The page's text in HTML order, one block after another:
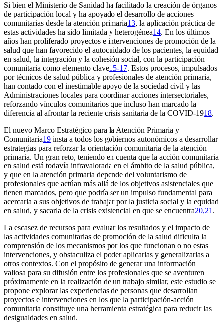
Si bien el Ministerio de Sanidad ha facilitado la creación de órganos
de participación local y ha apoyado el desarrollo de acciones
comunitarias desde la atención primaria13, la aplicación práctica de
estas actividades ha sido limitada y heterogénea14. En los últimos
años han proliferado proyectos e intervenciones de promoción de la
salud que han favorecido el autocuidado de los pacientes, la equidad
en salud, la integración y la cohesión social, con la participación
comunitaria como elemento clave15-17. Estos procesos, impulsados
por técnicos de salud pública y profesionales de atención primaria,
han contado con el inestimable apoyo de la sociedad civil y las
Administraciones locales para coordinar acciones intersectoriales,
reforzando vínculos comunitarios que incluso han marcado la
diferencia al afrontar la reciente crisis sanitaria de la COVID-1918.
El nuevo Marco Estratégico para la Atención Primaria y
Comunitaria19 insta a todos los gobiernos autonómicos a desarrollar
estrategias para reforzar la orientación comunitaria de la atención
primaria. Un gran reto, teniendo en cuenta que la acción comunitaria
en salud está todavía infravalorada en el ámbito de la salud pública,
y que en la atención primaria depende del voluntarismo de
profesionales que actúan más allá de los objetivos asistenciales que
tienen marcados, pero que podría ser un impulso fundamental para
acercarla a sus objetivos de trabajar por la justicia social y la equidad
en salud, y sacarla de la crisis existencial en que se encuentra20,21 .
La escasez de recursos para evaluar los resultados y el impacto de
las actividades comunitarias de promoción de la salud dificulta la
comprensión de los mecanismos por los que funcionan o no estas
intervenciones, y obstaculiza el poder aplicarlas y generalizarlas a
otros contextos. Con el propósito de generar una información
valiosa para su difusión entre los profesionales que se aventuren
próximamente en la realización de un trabajo similar, este estudio se
propone explorar las experiencias de personas que desarrollan
proyectos e intervenciones en los que la participación-acción
comunitaria constituye una herramienta estratégica para reducir las
desigualdades en salud.